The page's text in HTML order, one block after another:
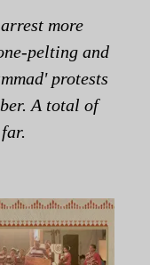
more
pelting and
protests
A total of